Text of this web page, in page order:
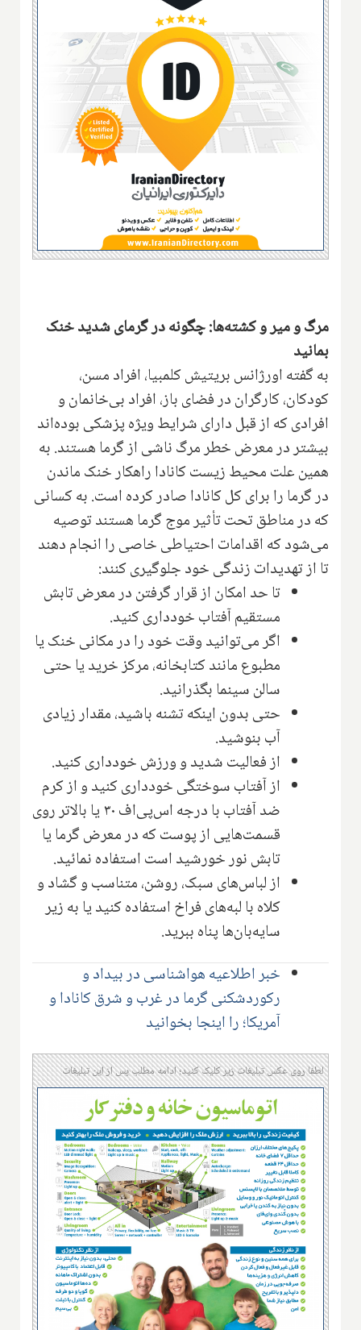
مرگ و میر و کشته‌ها: چگونه در گرمای شدید خنک
بمانید
به گفته اورژانس بریتیش کلمبیا، افراد مسن،
کودکان، کارگران در فضای باز، افراد بی‌خانمان و
افرادی که از قبل دارای شرایط ویژه پزشکی بوده‌اند
بیشتر در معرض خطر مرگ ناشی از گرما هستند. به
همین علت محیط زیست کانادا راهکار خنک ماندن
در گرما را برای کل کانادا صادر کرده است. به کسانی
که در مناطق تحت تأثیر موج گرما هستند توصیه
می‌شود که اقدامات احتیاطی خاصی را انجام دهند
تا از تهدیدات زندگی خود جلوگیری کنند:
تا حد امکان از قرار گرفتن در معرض تابش
مستقیم آفتاب خودداری کنید.
اگر می‌توانید وقت خود را در مکانی خنک یا
مطبوع مانند کتابخانه، مرکز خرید یا حتی
سالن سینما بگذرانید.
حتی بدون اینکه تشنه باشید، مقدار زیادی
آب بنوشید.
از فعالیت شدید و ورزش خودداری کنید.
از آفتاب سوختگی خودداری کنید و از کرم
ضد آفتاب با درجه اس‌پی‌اف ۳۰ یا بالاتر روی
قسمت‌هایی از پوست که در معرض گرما یا
تابش نور خورشید است استفاده نمائید.
از لباس‌های سبک، روشن، متناسب و گشاد و
کلاه با لبه‌های فراخ استفاده کنید یا به زیر
سایه‌بان‌ها پناه ببرید.
خبر اطلاعیه هواشناسی در بیداد و
رکوردشکنی گرما در غرب و شرق کانادا و
آمریکا؛ را اینجا بخوانید
لطفا روی عکس تبلیغات زیر کلیک کنید؛ ادامه مطلب پس از این تبلیغات